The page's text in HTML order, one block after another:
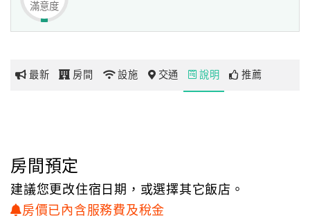
網
玩
地
圖
顧
滿意度
最新 房間 設施 交通 說明 推薦
房間預定
建議您更改住宿日期，或選擇其它飯店。
房價已內含服務費及稅金